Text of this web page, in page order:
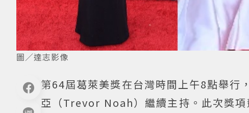
圖／達志影像
第64屆葛萊美獎在台灣時間上午8點舉行
亞（Trevor Noah）繼續主持。此次獎